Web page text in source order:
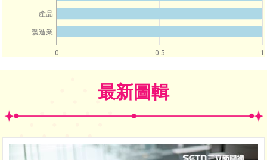
0 0.5 1
產品
製造業
最新圖輯